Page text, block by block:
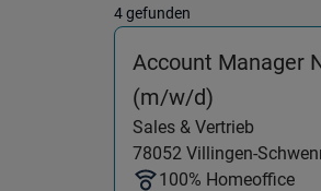
4 gefunden
Account Manager
(m/w/d) (Sales &
Sales & Vertrieb
78052 Villingen-
100% Homeoffice